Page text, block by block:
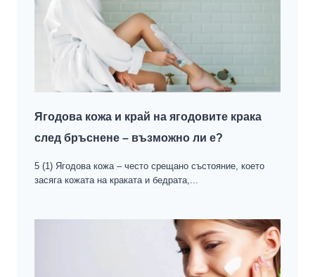
Ягодова кожа и край на ягодовите крака
след бръснене – възможно ли е?
5 (1) Ягодова кожа – често срещано състояние, което
засяга кожата на краката и бедрата,...